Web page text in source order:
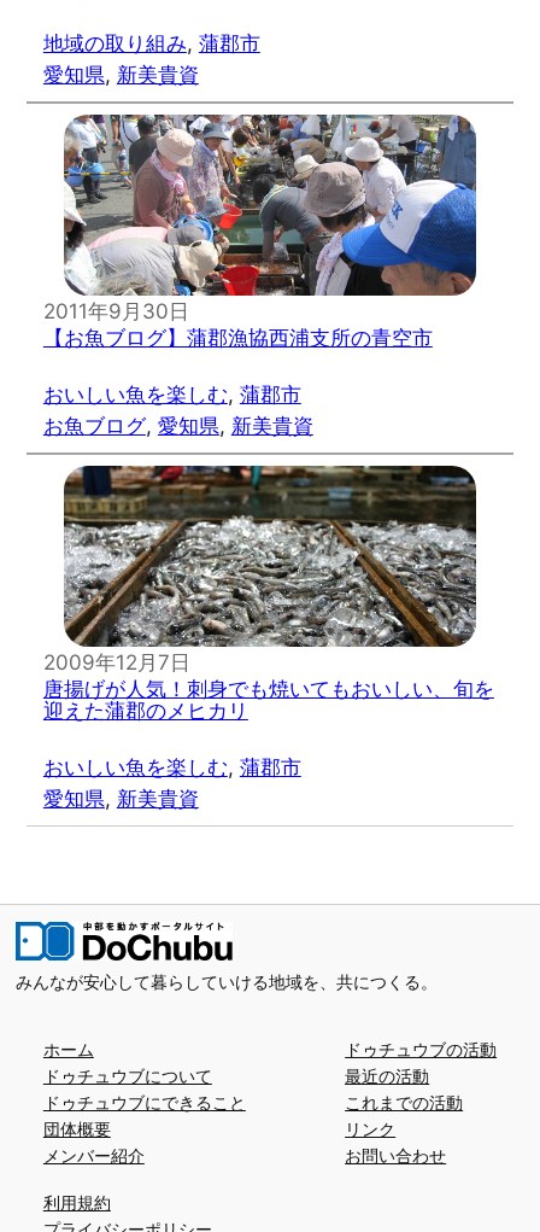
地域の取り組み, 蒲郡市
愛知県, 新美貴資
2011年9月30日
【お魚ブログ】蒲郡漁協西浦支所の青空市
おいしい魚を楽しむ, 蒲郡市
お魚ブログ, 愛知県, 新美貴資
2009年12月7日
唐揚げが人気！刺身でも焼いてもおいしい、旬を
迎えた蒲郡のメヒカリ
おいしい魚を楽しむ, 蒲郡市
愛知県, 新美貴資
みんなが安心して暮らしていける地域を、共につくる。
ホーム
ドゥチュウブについて
ドゥチュウブにできること
団体概要
メンバー紹介
ドゥチュウブの活動
最近の活動
これまでの活動
リンク
お問い合わせ
利用規約